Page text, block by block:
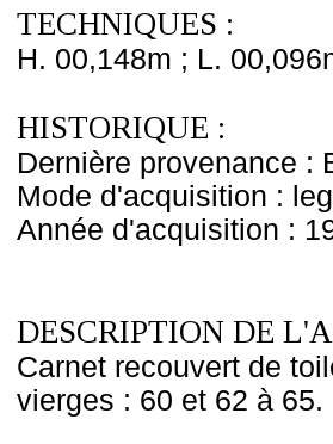
TECHNIQUES :
H. 00,148m ; L.
HISTORIQUE :
Dernière provenance :
Mode d'acquisition :
Année d'acquisition :
DESCRIPTION DE
Carnet recouvert de
vierges : 60 et 62 à